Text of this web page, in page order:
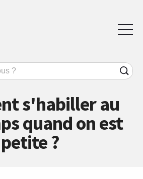
s'habiller au
quand on est
petite ?